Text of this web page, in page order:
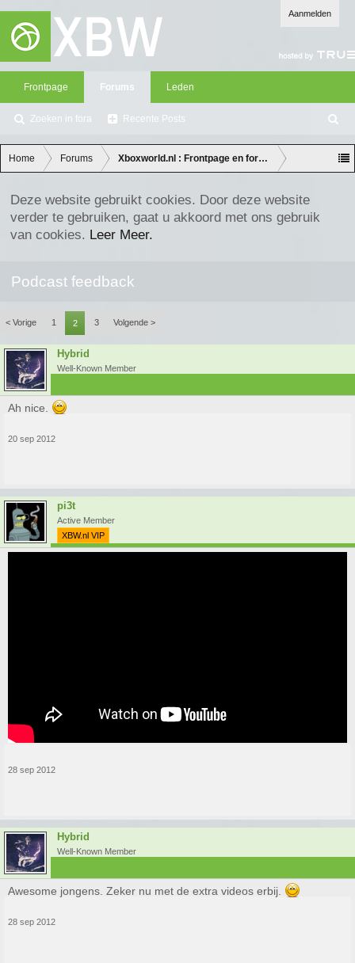
Aanmelden
Frontpage Forums
Zoeken in fora Recente Posts
Leden
oe
ke
n
Home Forums Xboxworld.nl : Frontpage en forum discussie
Deze website gebruikt cookies. Door deze website
verder te gebruiken, gaat u akkoord met ons gebruik
van cookies. Leer Meer.
Podcast feedback
< Vorige 1 2 3 Volgende >
Hybrid
Well-Known Member
Ah nice.
20 sep 2012
pi3t
Active Member
XBW.nl VIP
28 sep 2012
Hybrid
Well-Known Member
Awesome jongens. Zeker nu met de extra videos erbij.
28 sep 2012